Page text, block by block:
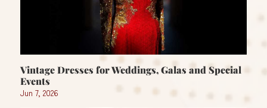
Vintage Dresses for Weddings, Galas and Special
Events
Jun 7, 2026